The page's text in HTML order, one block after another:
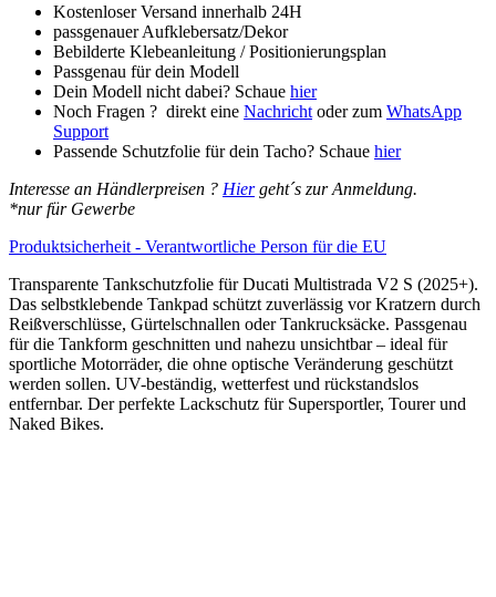
(2025+)
Menge
Kostenloser Versand innerhalb 24H
passgenauer Aufklebersatz/Dekor
Bebilderte Klebeanleitung / Positionierungsplan
Passgenau für dein Modell
Dein Modell nicht dabei? Schaue hier
Noch Fragen ? direkt eine Nachricht oder zum WhatsApp
Support
Passende Schutzfolie für dein Tacho? Schaue hier
Interesse an Händlerpreisen ? Hiergeht´s zur Anmeldung.
*nur für Gewerbe
Produktsicherheit - Verantwortliche Person für die EU
Transparente Tankschutzfolie für Ducati Multistrada V2 S (2025+).
Das selbstklebende Tankpad schützt zuverlässig vor Kratzern durch
Reißverschlüsse, Gürtelschnallen oder Tankrucksäcke. Passgenau
für die Tankform geschnitten und nahezu unsichtbar – ideal für
sportliche Motorräder, die ohne optische Veränderung geschützt
werden sollen. UV-beständig, wetterfest und rückstandslos
entfernbar. Der perfekte Lackschutz für Supersportler, Tourer und
Naked Bikes.